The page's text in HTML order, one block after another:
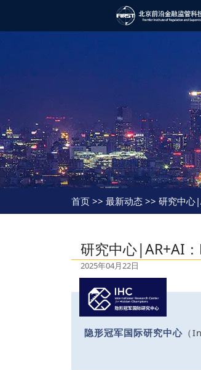
首页>> 最新动态 >> 研究中心
研究中心|AR+AI
2025年04月22日
隐形冠军国际研究中心 （